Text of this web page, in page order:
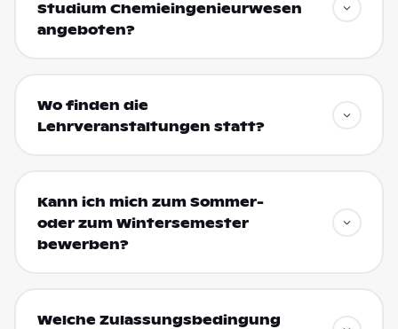
Studium Chemieingenieurwesen
angeboten?
Wo finden die
Lehrveranstaltungen statt?
Kann ich mich zum Sommer-
oder zum Wintersemester
bewerben?
Welche Zulassungsbedingung